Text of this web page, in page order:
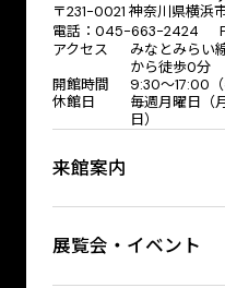
〒231-0021 神奈川県横浜
電話：045-663-2424
アクセス
みなとみらい
から徒歩0分
開館時間
9:30～17:00
休館日
毎週月曜日（
日）
来館案内
展覧会・イベント